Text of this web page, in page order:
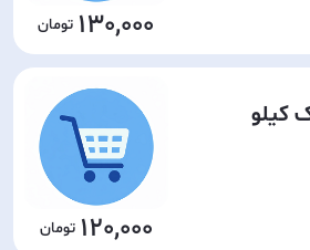
130,000
کیلو
120,000